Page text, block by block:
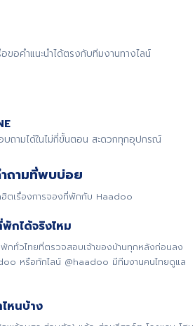
ขอคำแนะนำได้ตรงกับทีมงานทางไลน์
บถามได้ในไม่กี่ขั้นตอน สะดวกทุกอุปกรณ์
ถามที่พบบ่อย
ฮิตเรื่องการจองที่พักกับ Haadoo
กได้จริงไหม
ทั่วไทยที่ตรวจสอบเจ้าของบ้านทุกหลังก่อนลง
หรือทักไลน์ @haadoo มีทีมงานคนไทยดูแล
หนบ้าง